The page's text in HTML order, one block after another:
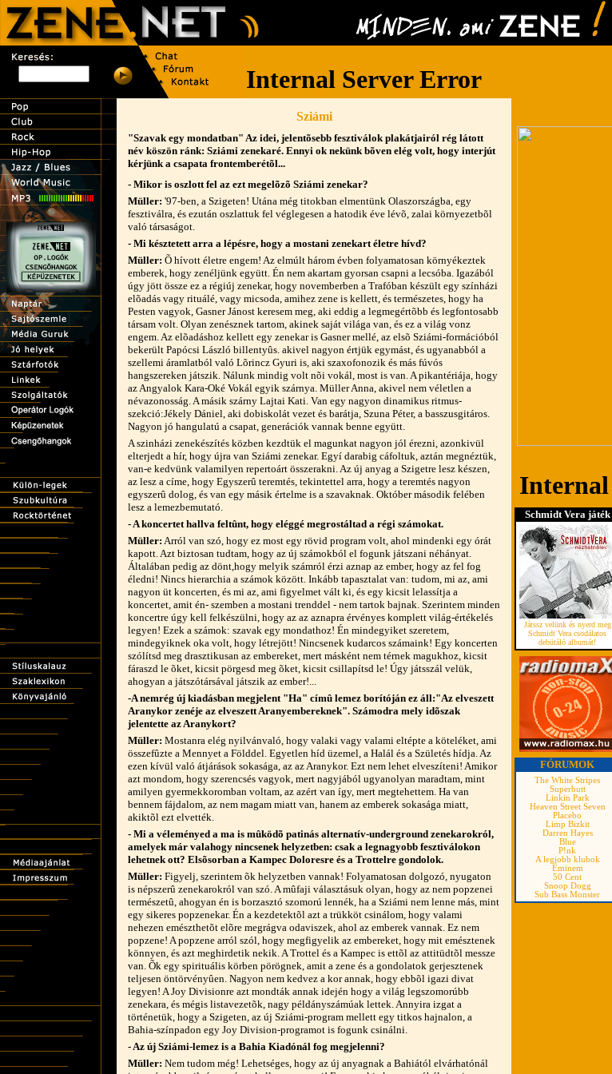
Sziámi
"Szavak egy mondatban" Az idei, jelentõsebb fesztiválok plakátjairól rég látott
név köszön ránk: Sziámi zenekaré. Ennyi ok nekünk bõven elég volt, hogy interjút
kérjünk a csapata frontemberétõl...
- Mikor is oszlott fel az ezt megelõzõ Sziámi zenekar?
Müller: '97-ben, a Szigeten! Utána még titokban elmentünk Olaszországba, egy
fesztiválra, és ezután oszlattuk fel véglegesen a hatodik éve lévõ, zalai környezetbõl
való társaságot.
- Mi késztetett arra a lépésre, hogy a mostani zenekart életre hívd?
Müller: Õ hívott életre engem! Az elmúlt három évben folyamatosan környékeztek
emberek, hogy zenéljünk együtt. Én nem akartam gyorsan csapni a lecsóba. Igazából
úgy jött össze ez a régiúj zenekar, hogy novemberben a Trafóban készült egy színházi
elõadás vagy rituálé, vagy micsoda, amihez zene is kellett, és természetes, hogy ha
Pesten vagyok, Gasner Jánost keresem meg, aki eddig a legmegértõbb és legfontosabb
társam volt. Olyan zenésznek tartom, akinek saját világa van, és ez a világ vonz
engem. Az elõadáshoz kellett egy zenekar is Gasner mellé, az elsõ Sziámi-formációból
bekerült Papócsi László billentyûs. akivel nagyon értjük egymást, és ugyanabból a
szellemi áramlatból való Lõrincz Gyuri is, aki szaxofonozik és más fúvós
hangszereken játszik. Nálunk mindig volt nõi vokál, most is van. A pikantériája, hogy
az Angyalok Kara-Oké Vokál egyik szárnya. Müller Anna, akivel nem véletlen a
névazonosság. A másik szárny Lajtai Kati. Van egy nagyon dinamikus ritmus-
szekció:Jékely Dániel, aki dobiskolát vezet és barátja, Szuna Péter, a basszusgitáros.
Nagyon jó hangulatú a csapat, generációk vannak benne együtt.
A szinházi zenekészítés közben kezdtük el magunkat nagyon jól érezni, azonkivül
elterjedt a hír, hogy újra van Sziámi zenekar. Egyí darabig cáfoltuk, aztán megnéztük,
van-e kedvünk valamilyen repertoárt összerakni. Az új anyag a Szigetre lesz készen,
az lesz a címe, hogy Egyszerû teremtés, tekintettel arra, hogy a teremtés nagyon
egyszerû dolog, és van egy másik értelme is a szavaknak. Október második felében
lesz a lemezbemutató.
- A koncertet hallva feltûnt, hogy eléggé megrostáltad a régi számokat.
Müller: Arról van szó, hogy ez most egy rövid program volt, ahol mindenki egy órát
kapott. Azt biztosan tudtam, hogy az új számokból el fogunk játszani néhányat.
Általában pedig az dönt,hogy melyik számról érzi aznap az ember, hogy az fel fog
éledni! Nincs hierarchia a számok között. Inkább tapasztalat van: tudom, mi az, ami
nagyon üt koncerten, és mi az, ami figyelmet vált ki, és egy kicsit lelassítja a
koncertet, amit én- szemben a mostani trenddel - nem tartok bajnak. Szerintem minden
koncertre úgy kell felkészülni, hogy az az aznapra érvényes komplett világ-értékelés
legyen! Ezek a számok: szavak egy mondathoz! Én mindegyiket szeretem,
mindegyiknek oka volt, hogy létrejött! Nincsenek kudarcos számaink! Egy koncerten
szólítsd meg drasztikusan az embereket, mert másként nem térnek magukhoz, kicsit
fáraszd le õket, kicsit pörgesd meg õket, kicsit csillapítsd le! Úgy játsszál velük,
ahogyan a játszótársával játszik az ember!...
-A nemrég új kiadásban megjelent "Ha" címû lemez borítóján ez áll:"Az elveszett
Aranykor zenéje az elveszett Aranyembereknek". Számodra mely idõszak
jelentette az Aranykort?
Müller: Mostanra elég nyilvánvaló, hogy valaki vagy valami eltépte a köteléket, ami
összefûzte a Mennyet a Földdel. Egyetlen híd üzemel, a Halál és a Születés hídja. Az
ezen kívül való átjárások sokasága, az az Aranykor. Ezt nem lehet elveszíteni! Amikor
azt mondom, hogy szerencsés vagyok, mert nagyjából ugyanolyan maradtam, mint
amilyen gyermekkoromban voltam, az azért van így, mert megtehettem. Ha van
bennem fájdalom, az nem magam miatt van, hanem az emberek sokasága miatt,
akiktõl ezt elvették.
- Mi a véleményed a ma is mûködõ patinás alternatív-underground zenekarokról,
amelyek már valahogy nincsenek helyzetben: csak a legnagyobb fesztiválokon
lehetnek ott? Elsõsorban a Kampec Doloresre és a Trottelre gondolok.
Müller: Figyelj, szerintem õk helyzetben vannak! Folyamatosan dolgozó, nyugaton
is népszerû zenekarokról van szó. A mûfaji választásuk olyan, hogy az nem popzenei
természetû, ahogyan én is borzasztó szomorú lennék, ha a Sziámi nem lenne más, mint
egy sikeres popzenekar. Én a kezdetektõl azt a trükköt csinálom, hogy valami
nehezen emészthetõt elõre megrágva odaviszek, ahol az emberek vannak. Ez nem
popzene! A popzene arról szól, hogy megfigyelik az embereket, hogy mit emésztenek
könnyen, és azt meghirdetik nekik. A Trottel és a Kampec is ettõl az attitüdtõl messze
van. Õk egy spirituális körben pörögnek, amit a zene és a gondolatok gerjesztenek
teljesen öntörvényûen. Nagyon nem kedvez a kor annak, hogy ebbõl igazi divat
legyen! A Joy Divisionre azt mondták annak idején hogy a világ legszomorúbb
zenekara, és mégis listavezetõk, nagy példányszámúak lettek. Annyira izgat a
történetük, hogy a Szigeten, az új Sziámi-program mellett egy titkos hajnalon, a
Bahia-színpadon egy Joy Division-programot is fogunk csinálni.
- Az új Sziámi-lemez is a Bahia Kiadónál fog megjelenni?
Müller: Nem tudom még! Lehetséges, hogy az új anyagnak a Bahiától elvárhatónál
Schmidt Vera játék
Játssz velünk és nyerd meg
Schmidt Vera csodálatos
debütáló albumát!
FÓRUMOK
The White Stripes
Superbutt
Linkin Park
Heaven Street Seven
Placebo
Limp Bizkit
Darren Hayes
Blue
P!nk
A legjobb klubok
Eminem
50 Cent
Snoop Dogg
Sub Bass Monster